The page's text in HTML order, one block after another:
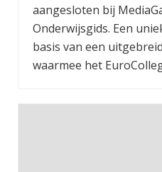
aangesloten bij
Onderwijsgids. Een
basis van een
waarmee het